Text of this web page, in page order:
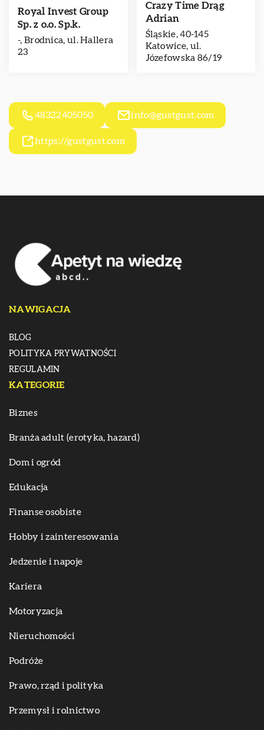
Royal Invest Group
Sp. z o.o. Sp.k.
-, Brodnica, ul. Hallera
23
Crazy Time Drąg
Adrian
Śląskie, 40-145
Katowice, ul.
Józefowska 86/19
48322405050 info@gustgust.com
https://gustgust.com
NAWIGACJA
BLOG
POLITYKA PRYWATNOŚCI
REGULAMIN
KATEGORIE
Biznes
Branża adult (erotyka, hazard)
Dom i ogród
Edukacja
Finanse osobiste
Hobby i zainteresowania
Jedzenie i napoje
Kariera
Motoryzacja
Nieruchomości
Podróże
Prawo, rząd i polityka
Przemysł i rolnictwo